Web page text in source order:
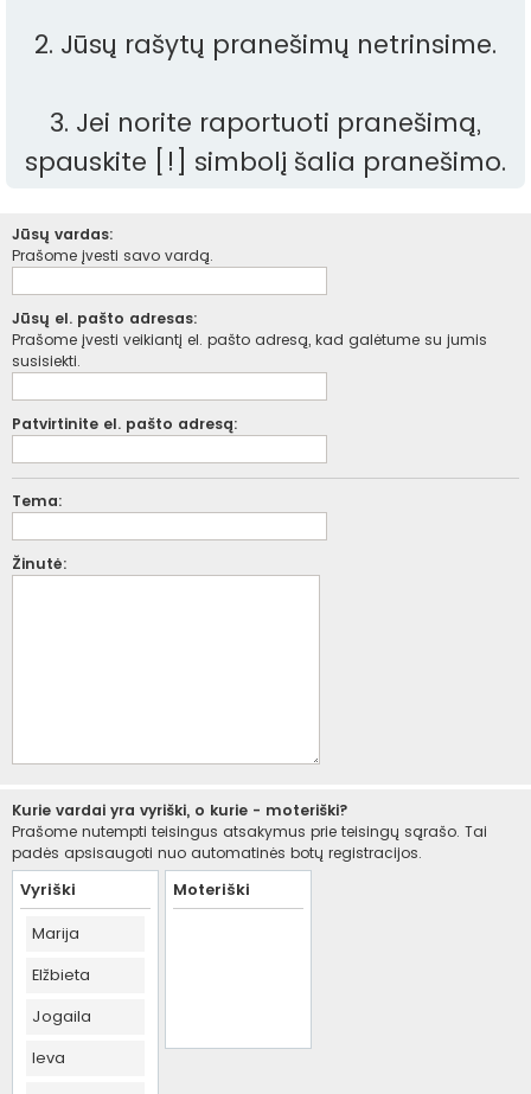
2. Jūsų rašytų pranešimų netrinsime.
3. Jei norite raportuoti pranešimą,
spauskite [!] simbolį šalia pranešimo.
Jūsų vardas:
Prašome įvesti savo vardą.
Jūsų el. pašto adresas:
Prašome įvesti veikiantį el. pašto adresą, kad galėtume su jumis
susisiekti.
Patvirtinite el. pašto adresą:
Tema:
Žinutė:
Kurie vardai yra vyriški, o kurie - moteriški?
Prašome nutempti teisingus atsakymus prie teisingų sąrašo. Tai
padės apsisaugoti nuo automatinės botų registracijos.
Vyriški
Marija
Elžbieta
Jogaila
Ieva
Moteriški